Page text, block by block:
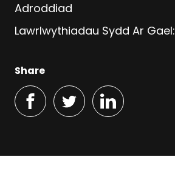
Adroddiad
Lawrlwythiadau Sydd Ar Gael:
Share